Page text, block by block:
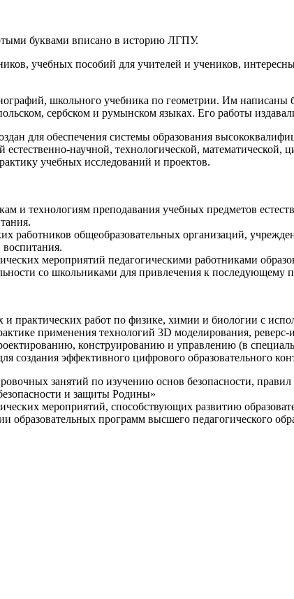
буквами вписано в историю ЛГПУ.
учебных пособий для учителей и учеников,
школьного учебника по геометрии. Им написаны
сербском и румынском языках. Его работы
для обеспечения системы образования
научной, технологической,
учебных исследований и проектов.
и технологиям преподавания учебных предметов
работников общеобразовательных организаций,
мероприятий педагогическими работниками
со школьниками для привлечения к последующему
и практических работ по физике, химии и биологии с
применения технологий 3D моделирования,
конструированию и управлению (в
создания эффективного цифрового образовательного
занятий по изучению основ безопасности,
и защиты Родины»
мероприятий, способствующих развитию
образовательных программ высшего педагогического